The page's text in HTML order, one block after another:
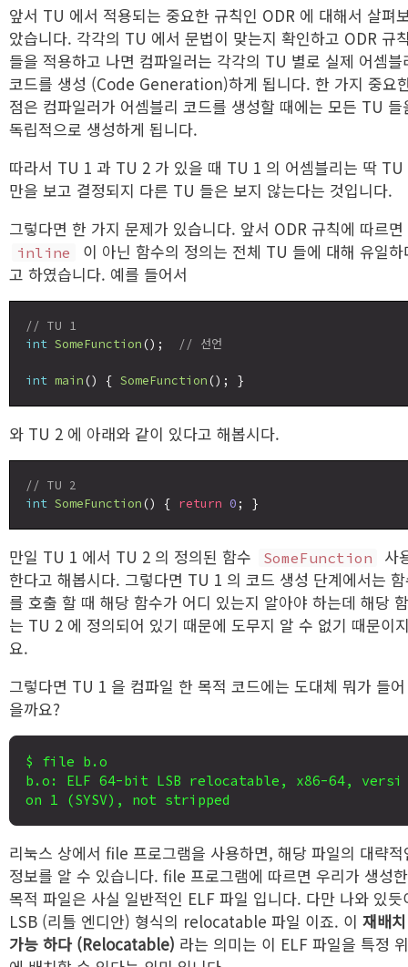
앞서 TU 에서 적용되는 중요한 규칙인 ODR 에 대해서 살펴
았습니다. 각각의 TU 에서 문법이 맞는지 확인하고 ODR 규
들을 적용하고 나면 컴파일러는 각각의 TU 별로 실제 어셈블
코드를 생성 (Code Generation)하게 됩니다. 한 가지 중요
점은 컴파일러가 어셈블리 코드를 생성할 때에는 모든 TU 들
독립적으로 생성하게 됩니다.
따라서 TU 1 과 TU 2 가 있을 때 TU 1 의 어셈블리는 딱 TU
만을 보고 결정되지 다른 TU 들은 보지 않는다는 것입니다.
그렇다면 한 가지 문제가 있습니다. 앞서 ODR 규칙에 따르면
inline
이 아닌 함수의 정의는 전체 TU 들에 대해 유일하
고 하였습니다. 예를 들어서
// TU 1
int SomeFunction (); // 선언
int main () { SomeFunction
와 TU 2 에 아래와 같이 있다고 해봅시다.
// TU 2
int SomeFunction () { return 0
만일 TU 1 에서 TU 2 의 정의된 함수 SomeFunction
사
한다고 해봅시다. 그렇다면 TU 1 의 코드 생성 단계에서는
를 호출 할 때 해당 함수가 어디 있는지 알아야 하는데 해당
는 TU 2 에 정의되어 있기 때문에 도무지 알 수 없기 때문이
요.
그렇다면 TU 1 을 컴파일 한 목적 코드에는 도대체 뭐가 들
을까요?
$ file b.o
b.o: ELF 64-bit LSB relocatable, x86-64, versi
리눅스 상에서 file 프로그램을 사용하면, 해당 파일의 대략적
정보를 알 수 있습니다. file 프로그램에 따르면 우리가 생성한
목적 파일은 사실 일반적인 ELF 파일 입니다. 다만 나와 있듯
LSB (리틀 엔디안) 형식의 relocatable 파일 이죠. 이 재배치
가능 하다 (Relocatable) 라는 의미는 이 ELF 파일을 특정